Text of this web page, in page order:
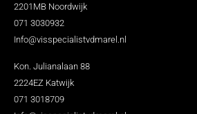
2201MB Noordwijk
071 3030932
Info@visspecialistvdmarel.nl
Kon. Julianalaan 88
2224EZ Katwijk
071 3018709